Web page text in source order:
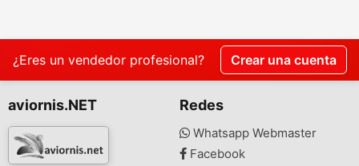
¿Eres un vendedor profesional? Crear una cuenta
aviornis.NET Redes
Whatsapp Webmaster
Facebook